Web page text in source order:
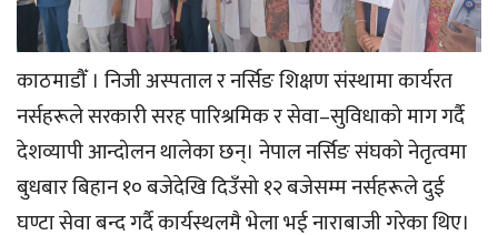
काठमाडौँ । निजी अस्पताल र नर्सिङ शिक्षण संस्थामा कार्यरत
नर्सहरूले सरकारी सरह पारिश्रमिक र सेवा–सुविधाको माग गर्दै
देशव्यापी आन्दोलन थालेका छन्। नेपाल नर्सिङ संघको नेतृत्वमा
बुधबार बिहान १० बजेदेखि दिउँसो १२ बजेसम्म नर्सहरूले दुई
घण्टा सेवा बन्द गर्दै कार्यस्थलमै भेला भई नाराबाजी गरेका थिए।